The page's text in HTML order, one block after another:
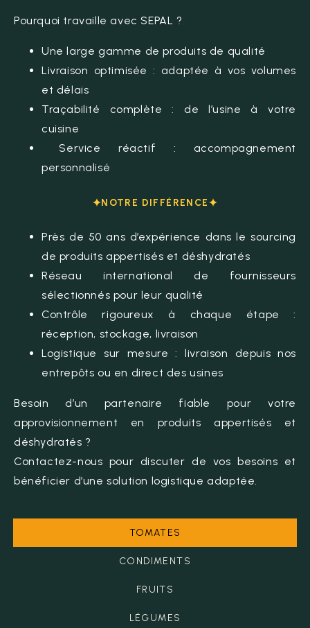
Pourquoi travaille avec SEPAL ?
Une large gamme de produits de qualité
Livraison optimisée : adaptée à vos volumes
et délais
Traçabilité complète : de l’usine à votre
cuisine
Service réactif : accompagnement
personnalisé
NOTRE DIFFÉRENCE
Près de 50 ans d’expérience dans le sourcing
de produits appertisés et déshydratés
Réseau international de fournisseurs
sélectionnés pour leur qualité
Contrôle rigoureux à chaque étape :
réception, stockage, livraison
Logistique sur mesure : livraison depuis nos
entrepôts ou en direct des usines
Besoin d’un partenaire fiable pour votre
approvisionnement en produits appertisés et
déshydratés ?
Contactez-nous pour discuter de vos besoins et
bénéficier d’une solution logistique adaptée.
TOMATES
CONDIMENTS
FRUITS
LÉGUMES